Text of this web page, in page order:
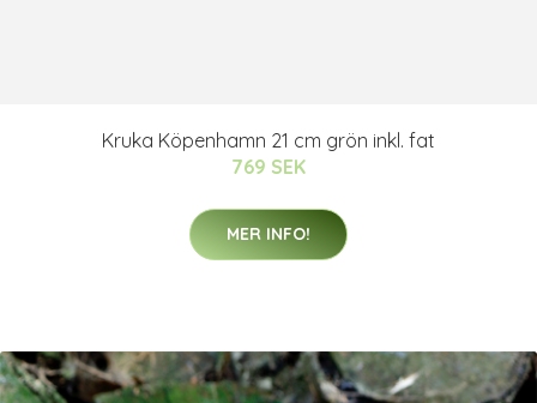
Kruka Köpenhamn 21 cm grön inkl. fat
769 SEK
MER INFO!